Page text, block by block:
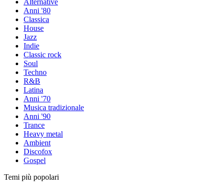
Alternative
Anni '80
Classica
House
Jazz
Indie
Classic rock
Soul
Techno
R&B
Latina
Anni '70
Musica tradizionale
Anni '90
Trance
Heavy metal
Ambient
Discofox
Gospel
Temi più popolari